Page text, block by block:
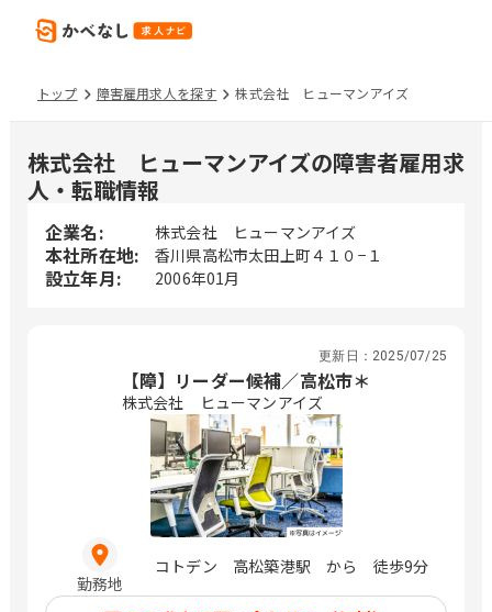
トップ 障害雇用求人を探す 株式会社 ヒューマンアイズ
株式会社 ヒューマンアイズの障害者雇用求
人・転職情報
企業名: 株式会社 ヒューマンアイズ
本社所在地: 香川県高松市太田上町４１０−１
設立年月: 2006年01月
更新日： 2025/07/25
【障】リーダー候補／高松市＊
株式会社 ヒューマンアイズ
勤務地
コトデン 高松築港駅 から 徒歩9分